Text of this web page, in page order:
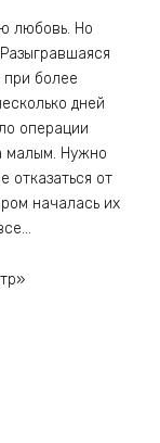
любовь. Но
при более
дней
операции
малым. Нужно
отказаться от
началась их